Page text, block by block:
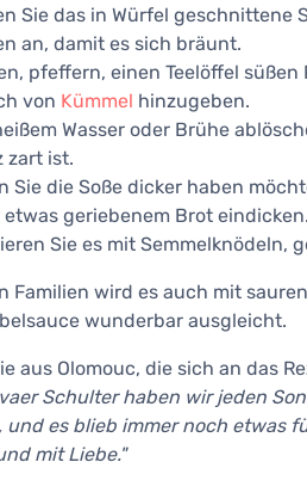
Sie das in Würfel geschnittene
an, damit es sich bräunt.
pfeffern, einen Teelöffel
von Kümmel hinzugeben.
Wasser oder Brühe
zart ist.
Sie die Soße dicker haben
etwas geriebenem Brot eindicken.
Sie es mit Semmelknödeln,
Familien wird es auch mit
wunderbar ausgleicht.
aus Olomouc, die sich an das
Schulter haben wir jeden
und es blieb immer noch etwas
mit Liebe."